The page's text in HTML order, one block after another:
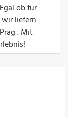
ob für
liefern
. Mit